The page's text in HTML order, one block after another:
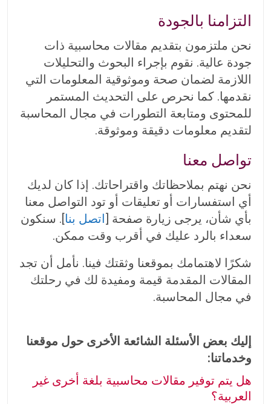
التزامنا بالجودة
نحن ملتزمون بتقديم مقالات محاسبية ذات
جودة عالية. نقوم بإجراء البحوث والتحليلات
اللازمة لضمان صحة وموثوقية المعلومات التي
نقدمها. كما نحرص على التحديث المستمر
للمحتوى ومتابعة التطورات في مجال المحاسبة
لتقديم معلومات دقيقة وموثوقة.
تواصل معنا
نحن نهتم بملاحظاتك واقتراحاتك. إذا كان لديك
أي استفسارات أو تعليقات أو تود التواصل معنا
بأي شأن، يرجى زيارة صفحة [اتصل بنا]. سنكون
سعداء بالرد عليك في أقرب وقت ممكن.
شكرًا لاهتمامك بموقعنا وثقتك فينا. نأمل أن تجد
المقالات المقدمة قيمة ومفيدة لك في رحلتك
في مجال المحاسبة.
إليك بعض الأسئلة الشائعة الأخرى حول موقعنا
وخدماتنا:
هل يتم توفير مقالات محاسبية بلغة أخرى غير
العربية؟